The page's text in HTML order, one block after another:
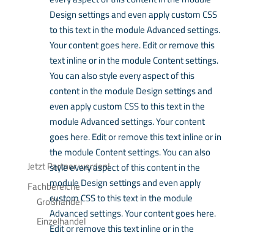
Design settings and even apply custom CSS
to this text in the module Advanced settings.
Your content goes here. Edit or remove this
text inline or in the module Content settings.
You can also style every aspect of this
content in the module Design settings and
even apply custom CSS to this text in the
module Advanced settings. Your content
goes here. Edit or remove this text inline or in
the module Content settings. You can also
style every aspect of this content in the
module Design settings and even apply
custom CSS to this text in the module
Advanced settings. Your content goes here.
Edit or remove this text inline or in the
Jetzt Partner werden!
Fachbereiche
Großhandel
Einzelhandel